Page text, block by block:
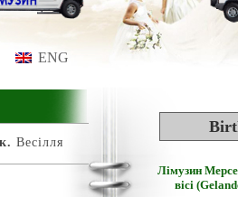
ENG
Весілля
Лімузин
вісі